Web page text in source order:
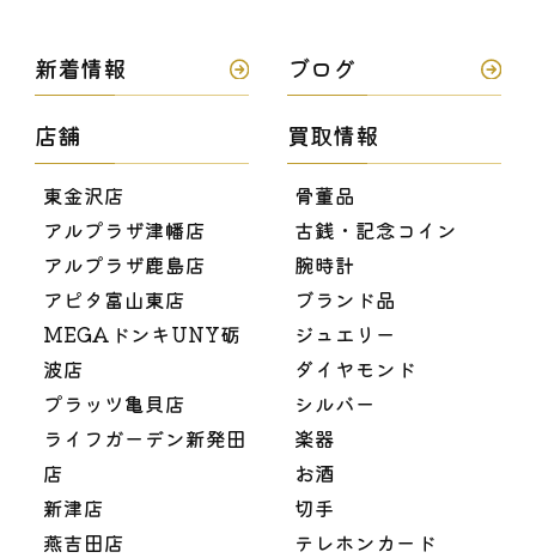
新着情報 ブログ
店舗
東金沢店
アルプラザ津幡店
アルプラザ鹿島店
アピタ富山東店
MEGAドンキUNY砺
波店
プラッツ亀貝店
ライフガーデン新発田
店
新津店
燕吉田店
買取情報
骨董品
古銭・記念コイン
腕時計
ブランド品
ジュエリー
ダイヤモンド
シルバー
楽器
お酒
切手
テレホンカード